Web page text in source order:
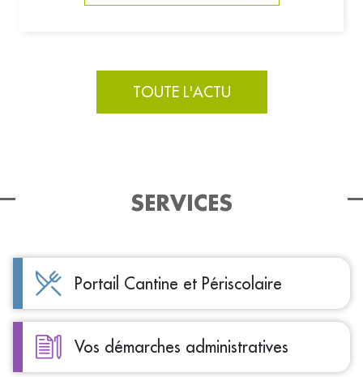
TOUTE L'ACTU
SERVICES
Portail Cantine et Périscolaire
Vos démarches administratives